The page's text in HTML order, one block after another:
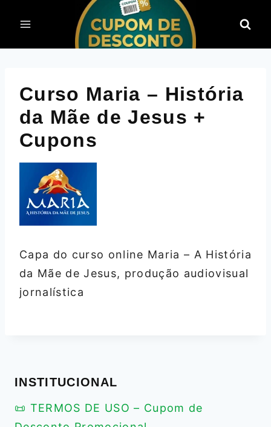
para
o
Curso Maria – História
da Mãe de Jesus +
Cupons
Capa do curso online Maria – A História
da Mãe de Jesus, produção audiovisual
jornalística
INSTITUCIONAL
📜 TERMOS DE USO – Cupom de